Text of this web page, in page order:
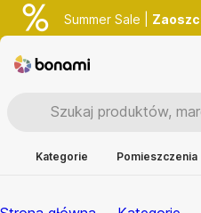
Summer Sale |
Kategorie Pomieszczenia